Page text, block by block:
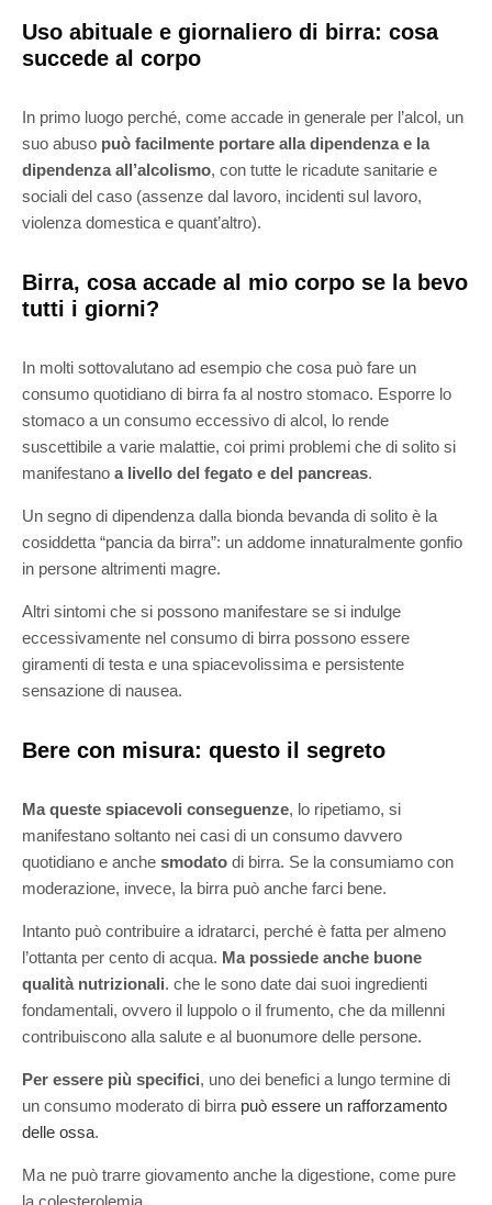
Uso abituale e giornaliero di birra: cosa
succede al corpo
In primo luogo perché, come accade in generale per l’alcol, un
suo abuso può facilmente portare alla dipendenza e la
dipendenza all’alcolismo, con tutte le ricadute sanitarie e
sociali del caso (assenze dal lavoro, incidenti sul lavoro,
violenza domestica e quant’altro).
Birra, cosa accade al mio corpo se la bevo
tutti i giorni?
In molti sottovalutano ad esempio che cosa può fare un
consumo quotidiano di birra fa al nostro stomaco. Esporre lo
stomaco a un consumo eccessivo di alcol, lo rende
suscettibile a varie malattie, coi primi problemi che di solito si
manifestano a livello del fegato e del pancreas.
Un segno di dipendenza dalla bionda bevanda di solito è la
cosiddetta “pancia da birra”: un addome innaturalmente gonfio
in persone altrimenti magre.
Altri sintomi che si possono manifestare se si indulge
eccessivamente nel consumo di birra possono essere
giramenti di testa e una spiacevolissima e persistente
sensazione di nausea.
Bere con misura: questo il segreto
Ma queste spiacevoli conseguenze, lo ripetiamo, si
manifestano soltanto nei casi di un consumo davvero
quotidiano e anche smodato di birra. Se la consumiamo con
moderazione, invece, la birra può anche farci bene.
Intanto può contribuire a idratarci, perché è fatta per almeno
l’ottanta per cento di acqua. Ma possiede anche buone
qualità nutrizionali. che le sono date dai suoi ingredienti
fondamentali, ovvero il luppolo o il frumento, che da millenni
contribuiscono alla salute e al buonumore delle persone.
Per essere più specifici, uno dei benefici a lungo termine di
un consumo moderato di birra può essere un rafforzamento
delle ossa.
Ma ne può trarre giovamento anche la digestione, come pure